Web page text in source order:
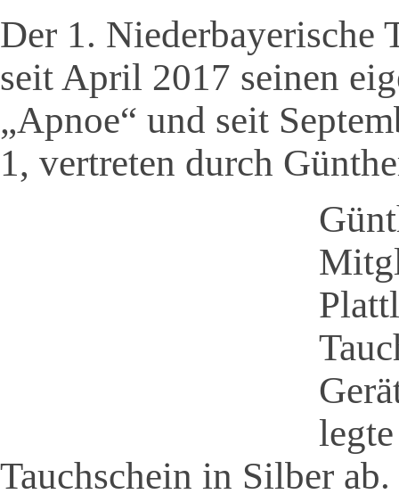
Der 1. Niederbayerische
seit April 2017 seinen
„Apnoe“ und seit
1, vertreten durch
Tauchschein in Silber